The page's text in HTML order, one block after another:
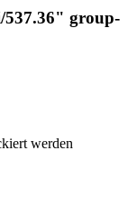
537.36" group-
werden